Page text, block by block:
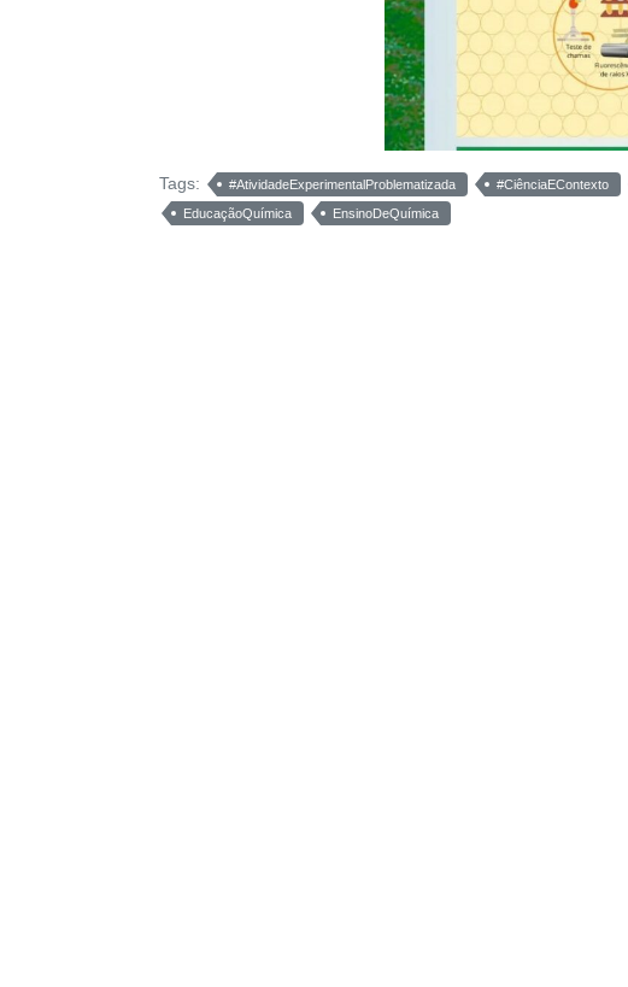
Tags: #AtividadeExperimentalProblematizada #CiênciaEContexto
EducaçãoQuímica
EnsinoDeQuímica